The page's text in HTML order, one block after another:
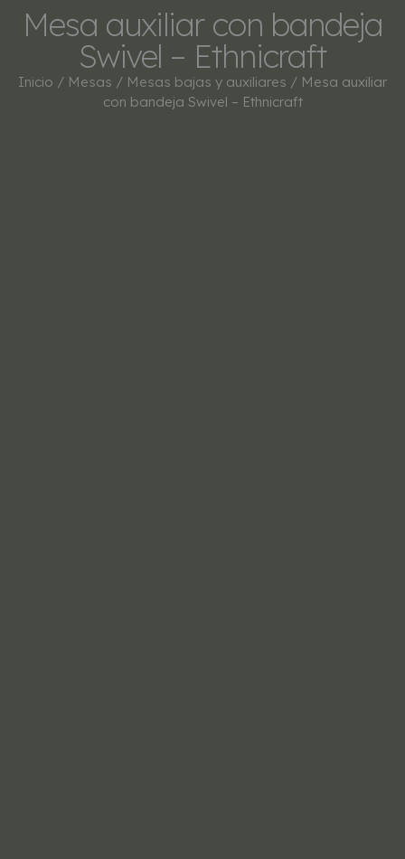
Mesa auxiliar con bandeja
Swivel – Ethnicraft
Inicio / Mesas / Mesas bajas y auxiliares / Mesa auxiliar
con bandeja Swivel – Ethnicraft